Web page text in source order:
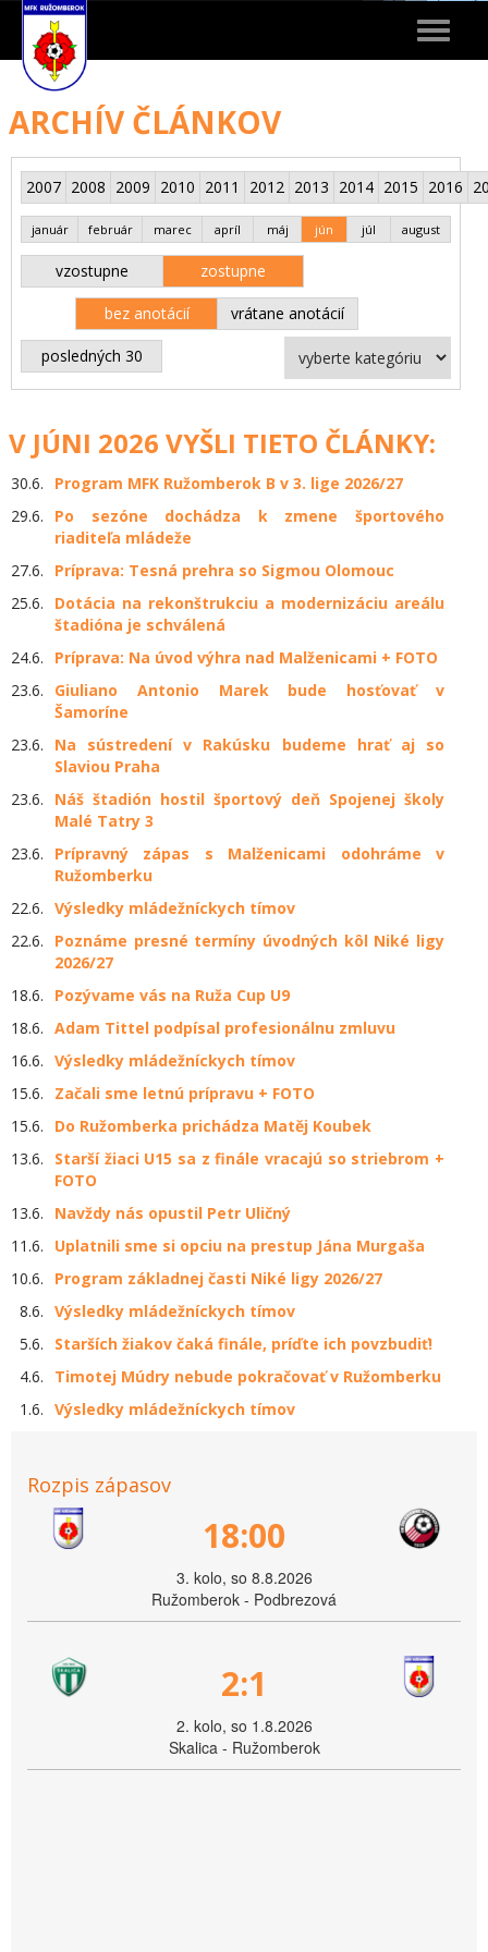
Toggle
ARCHÍV ČLÁNKOV
2007 2008 2009 2010 2011 2012 2013 2014 2015 2016
január február marec apríl máj jún júl august
vzostupne zostupne
bez anotácií vrátane anotácií
posledných 30
V JÚNI 2026 VYŠLI TIETO ČLÁNKY:
30.6.
Program MFK Ružomberok B v 3. lige 2026/27
29.6.
Po sezóne dochádza k zmene športového
riaditeľa mládeže
27.6.
Príprava: Tesná prehra so Sigmou Olomouc
25.6.
Dotácia na rekonštrukciu a modernizáciu areálu
štadióna je schválená
24.6.
Príprava: Na úvod výhra nad Malženicami + FOTO
23.6.
Giuliano Antonio Marek bude hosťovať v
Šamoríne
23.6.
Na sústredení v Rakúsku budeme hrať aj so
Slaviou Praha
23.6.
Náš štadión hostil športový deň Spojenej školy
Malé Tatry 3
23.6.
Prípravný zápas s Malženicami odohráme v
Ružomberku
22.6. Výsledky mládežníckych tímov
22.6.
Poznáme presné termíny úvodných kôl Niké ligy
2026/27
18.6.
Pozývame vás na Ruža Cup U9
18.6. Adam Tittel podpísal profesionálnu zmluvu
16.6. Výsledky mládežníckych tímov
15.6.
Začali sme letnú prípravu + FOTO
15.6.
Do Ružomberka prichádza Matěj Koubek
13.6.
Starší žiaci U15 sa z finále vracajú so striebrom +
FOTO
13.6.
Navždy nás opustil Petr Uličný
11.6.
Uplatnili sme si opciu na prestup Jána Murgaša
10.6.
Program základnej časti Niké ligy 2026/27
8.6. Výsledky mládežníckych tímov
5.6.
Starších žiakov čaká finále, príďte ich povzbudiť!
4.6.
Timotej Múdry nebude pokračovať v Ružomberku
1.6. Výsledky mládežníckych tímov
Rozpis zápasov
18:00
3. kolo, so 8.8.2026
Ružomberok - Podbrezová
2:1
2. kolo, so 1.8.2026
Skalica - Ružomberok